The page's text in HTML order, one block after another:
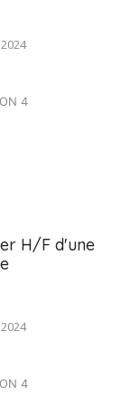
4
H/F d'une
4